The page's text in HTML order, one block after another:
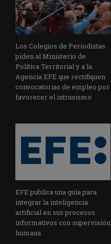
Los Colegios de Periodistas
piden al Ministerio de
Política Territorial y a la
Agencia EFE que rectifiquen
convocatorias de empleo por
favorecer el intrusismo
EFE publica una guía para
integrar la inteligencia
artificial en sus procesos
informativos con supervisión
humana